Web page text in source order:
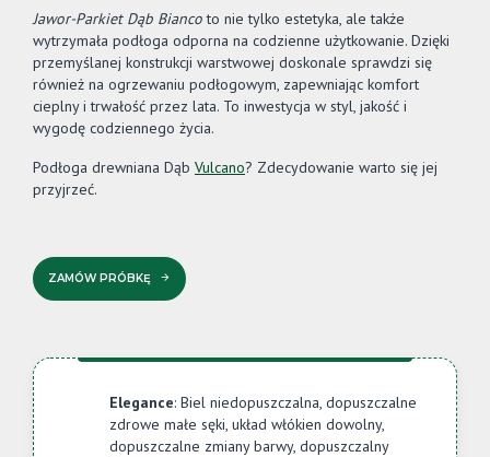
Jawor-Parkiet Dąb Biancoto nie tylko estetyka, ale także
wytrzymała podłoga odporna na codzienne użytkowanie. Dzięki
przemyślanej konstrukcji warstwowej doskonale sprawdzi się
również na ogrzewaniu podłogowym, zapewniając komfort
cieplny i trwałość przez lata. To inwestycja w styl, jakość i
wygodę codziennego życia.
Podłoga drewniana Dąb Vulcano? Zdecydowanie warto się jej
przyjrzeć.
ZAMÓW PRÓBKĘ
Elegance: Biel niedopuszczalna, dopuszczalne
zdrowe małe sęki, układ włókien dowolny,
dopuszczalne zmiany barwy, dopuszczalny